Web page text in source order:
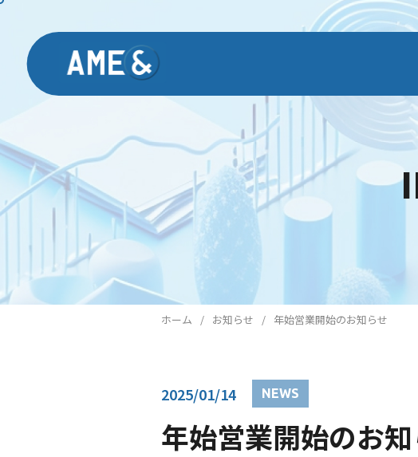
ホーム お知らせ 年始営業開始のお知らせ
2025/01/14 NEWS
年始営業開始のお